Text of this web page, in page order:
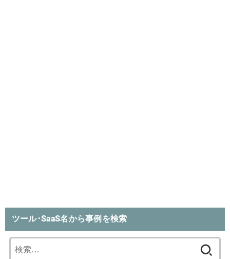
ツール･SaaS名から事例を検索